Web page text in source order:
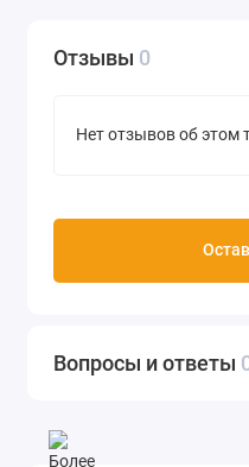
Отзывы 0
Нет отзывов об этом
Вопросы и ответы